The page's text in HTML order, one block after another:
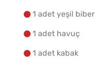
1 adet yeşil biber
1 adet havuç
1 adet kabak